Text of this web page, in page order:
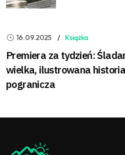
16.09.2025 Książka
Premiera za tydzień:
wielka, ilustrowana
pogranicza